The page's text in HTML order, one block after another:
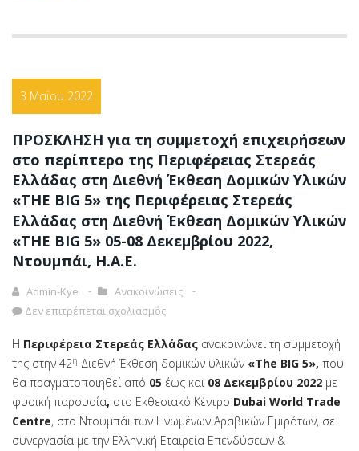
3 Μαΐου 2022
ΠΡΟΣΚΛΗΣΗ για τη συμμετοχή επιχειρήσεων
στο περίπτερο της Περιφέρειας Στερεάς
Ελλάδας στη Διεθνή Έκθεση Δομικών Υλικών
«THE BIG 5» της Περιφέρειας Στερεάς
Ελλάδας στη Διεθνή Έκθεση Δομικών Υλικών
«THE BIG 5» 05-08 Δεκεμβρίου 2022,
Ντουμπάι, Η.Α.Ε.
Admin-Kye
Ανακοινώσεις
Δεν επιτρέπεται σχολιασμός
H Περιφέρεια Στερεάς Ελλάδας ανακοινώνει τη συμμετοχή
της στην 42η Διεθνή Έκθεση δομικών υλικών «The BIG 5», που
θα πραγματοποιηθεί από 05 έως και 08 Δεκεμβρίου 2022 με
φυσική παρουσία, στο Εκθεσιακό Κέντρο Dubai World Trade
Centre, στο Ντουμπάι των Ηνωμένων Αραβικών Εμιράτων, σε
συνεργασία με την Ελληνική Εταιρεία Επενδύσεων &